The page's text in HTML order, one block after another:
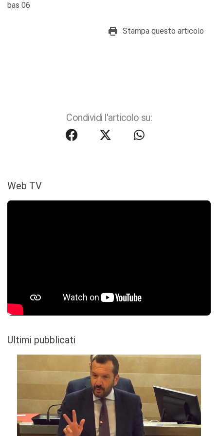
bas 06
Stampa questo articolo
Condividi l'articolo su:
Web TV
Ultimi pubblicati